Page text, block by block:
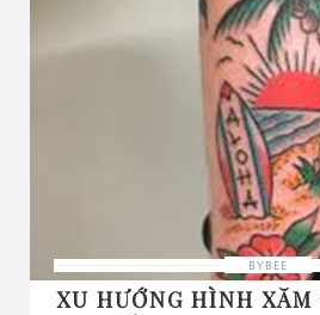
BYBEE
XU HƯỚNG HÌNH XĂM